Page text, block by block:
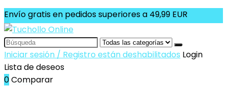
Envío gratis en pedidos superiores a 49,99 EUR
Search
for:
Iniciar sesión / Registro están deshabilitados Login
Lista de deseos
0Comparar